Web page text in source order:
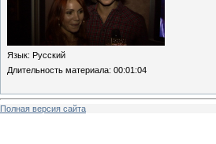
Язык: Русский
Длительность материала: 00:01:04
Полная версия сайта